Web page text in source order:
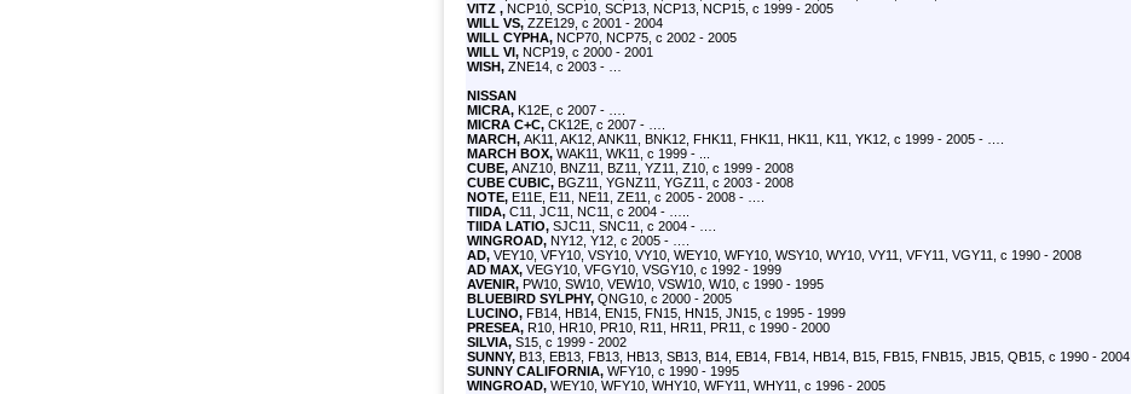
VITZ , NCP10, SCP10, SCP13, NCP13, NCP15, с 1999 - 2005
WILL VS, ZZE129, с 2001 - 2004
WILL CYPHA, NCP70, NCP75, с 2002 - 2005
WILL VI, NCP19, с 2000 - 2001
WISH, ZNE14, с 2003 - …
NISSAN
MICRA, K12E, c 2007 - ….
MICRA C+C, CK12E, с 2007 - ….
MARCH, AK11, AK12, ANK11, BNK12, FHK11, FHK11, HK11, K11, YK12, с 1999 - 2005 - ….
MARCH BOX, WAK11, WK11, с 1999 - ...
CUBE, ANZ10, BNZ11, BZ11, YZ11, Z10, с 1999 - 2008
CUBE CUBIC, BGZ11, YGNZ11, YGZ11, с 2003 - 2008
NOTE, E11E, E11, NE11, ZE11, с 2005 - 2008 - ….
TIIDA, C11, JC11, NC11, с 2004 - …..
TIIDA LATIO, SJC11, SNC11, с 2004 - ….
WINGROAD, NY12, Y12, с 2005 - ….
AD, VEY10, VFY10, VSY10, VY10, WEY10, WFY10, WSY10, WY10, VY11, VFY11, VGY11, с 1990 - 2008
AD MAX, VEGY10, VFGY10, VSGY10, с 1992 - 1999
AVENIR, PW10, SW10, VEW10, VSW10, W10, с 1990 - 1995
BLUEBIRD SYLPHY, QNG10, с 2000 - 2005
LUCINO, FB14, HB14, EN15, FN15, HN15, JN15, с 1995 - 1999
PRESEA, R10, HR10, PR10, R11, HR11, PR11, с 1990 - 2000
SILVIA, S15, с 1999 - 2002
SUNNY, B13, EB13, FB13, HB13, SB13, B14, EB14, FB14, HB14, B15, FB15, FNB15, JB15, QB15, с 1990 - 2004
SUNNY CALIFORNIA, WFY10, с 1990 - 1995
WINGROAD, WEY10, WFY10, WHY10, WFY11, WHY11, с 1996 - 2005